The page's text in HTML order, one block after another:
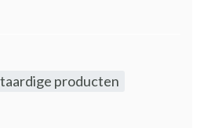
producten